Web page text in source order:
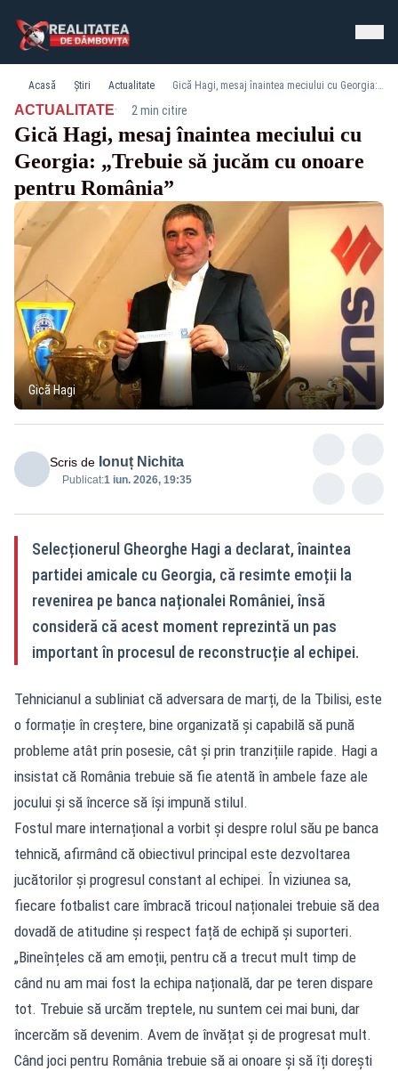
Acasă Știri Actualitate Gică Hagi, mesaj înaintea meciului cu Georgia: „Trebuie să jucăm cu onoare pentru România”
ACTUALITATE· 2 min citire
Gică Hagi, mesaj înaintea meciului cu
Georgia: „Trebuie să jucăm cu onoare
pentru România”
Gică Hagi
Scris de Ionuț Nichita
Publicat:1 iun. 2026, 19:35
Selecționerul Gheorghe Hagi a declarat, înaintea
partidei amicale cu Georgia, că resimte emoții la
revenirea pe banca naționalei României, însă
consideră că acest moment reprezintă un pas
important în procesul de reconstrucție al echipei.
Tehnicianul a subliniat că adversara de marți, de la Tbilisi, este
o formație în creștere, bine organizată și capabilă să pună
probleme atât prin posesie, cât și prin tranzițiile rapide. Hagi a
insistat că România trebuie să fie atentă în ambele faze ale
jocului și să încerce să își impună stilul.
Fostul mare internațional a vorbit și despre rolul său pe banca
tehnică, afirmând că obiectivul principal este dezvoltarea
jucătorilor și progresul constant al echipei. În viziunea sa,
fiecare fotbalist care îmbracă tricoul naționalei trebuie să dea
dovadă de atitudine și respect față de echipă și suporteri.
„Bineînțeles că am emoții, pentru că a trecut mult timp de
când nu am mai fost la echipa națională, dar pe teren dispare
tot. Trebuie să urcăm treptele, nu suntem cei mai buni, dar
încercăm să devenim. Avem de învățat și de progresat mult.
Când joci pentru România trebuie să ai onoare și să îți dorești